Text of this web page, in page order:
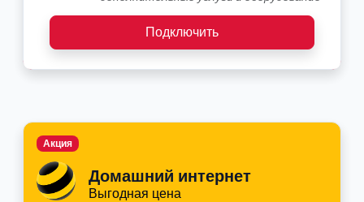
Подключить
Домашний интернет
Выгодная цена
Акция